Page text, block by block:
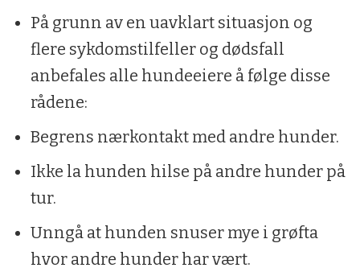
På grunn av en uavklart situasjon og
flere sykdomstilfeller og dødsfall
anbefales alle hundeeiere å følge disse
rådene:
Begrens nærkontakt med andre hunder.
Ikke la hunden hilse på andre hunder på
tur.
Unngå at hunden snuser mye i grøfta
hvor andre hunder har vært.